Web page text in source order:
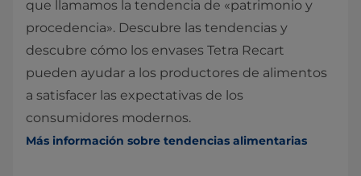
que llamamos la tendencia de «patrimonio y
procedencia». Descubre las tendencias y
descubre cómo los envases Tetra Recart
pueden ayudar a los productores de alimentos
a satisfacer las expectativas de los
consumidores modernos.
Más información sobre tendencias alimentarias